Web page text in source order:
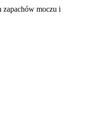
zapachów moczu i